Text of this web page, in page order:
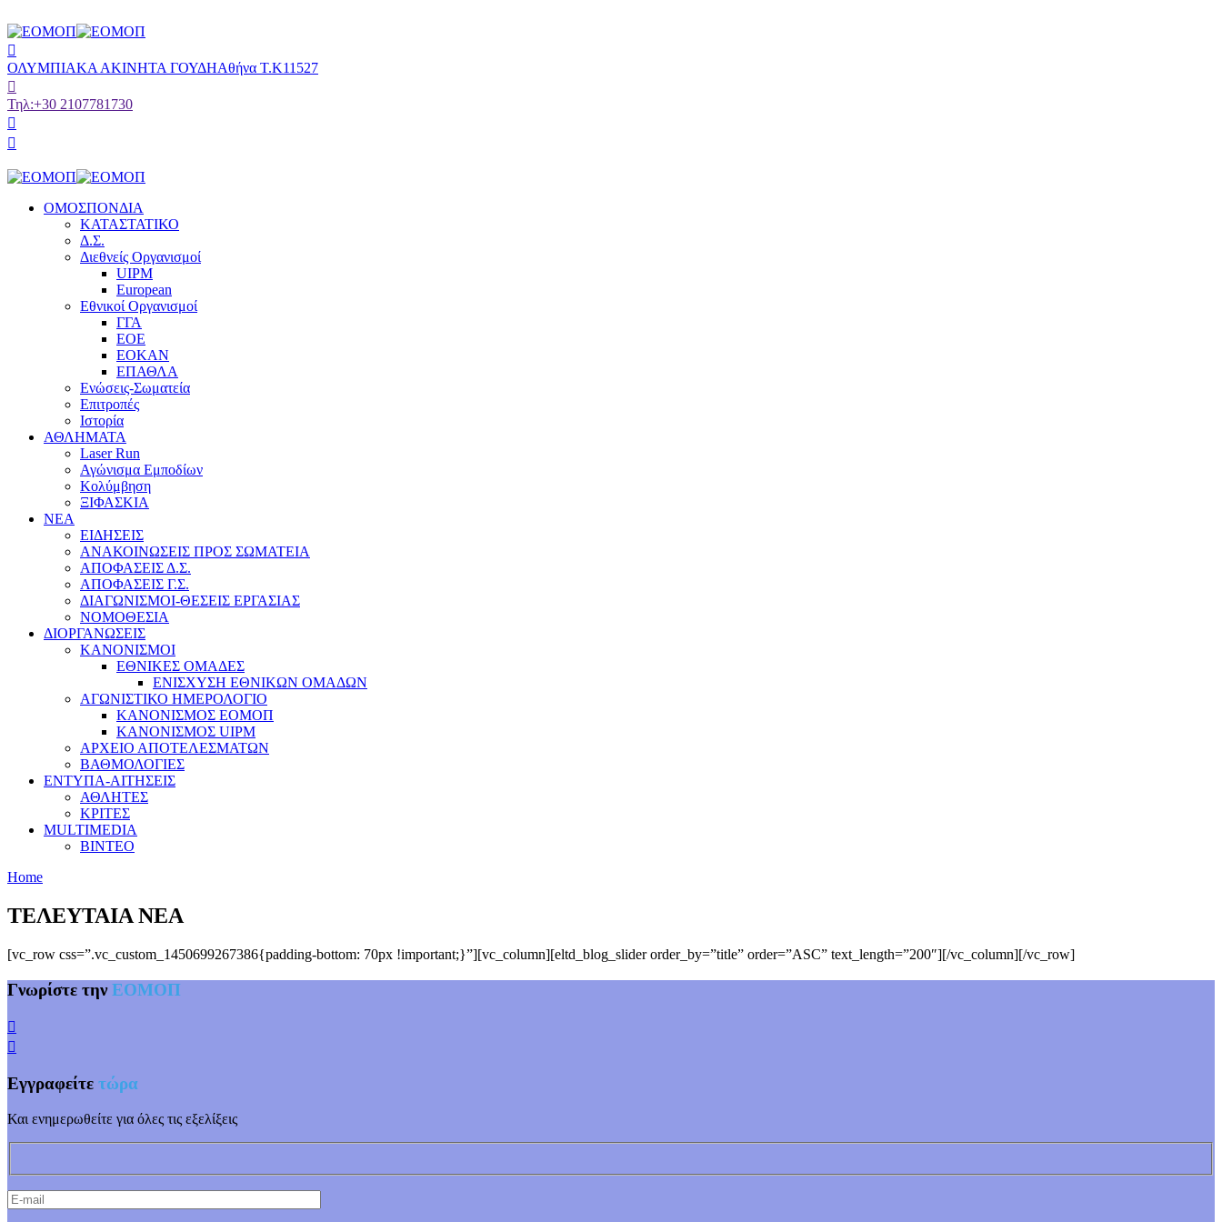
ΟΛΥΜΠΙΑΚΑ ΑΚΙΝΗΤΑ ΓΟΥΔΗΑθήνα Τ.Κ11527
Τηλ:+30 2107781730
ΟΜΟΣΠΟΝΔΙΑ
ΚΑΤΑΣΤΑΤΙΚΟ
Δ.Σ.
Διεθνείς Οργανισμοί
UIPM
European
Εθνικοί Οργανισμοί
ΓΓΑ
ΕΟΕ
ΕΟΚΑΝ
ΕΠΑΘΛΑ
Ενώσεις-Σωματεία
Επιτροπές
Ιστορία
ΑΘΛΗΜΑΤΑ
Laser Run
Αγώνισμα Εμποδίων
Κολύμβηση
ΞΙΦΑΣΚΙΑ
NEA
ΕΙΔΗΣΕΙΣ
ΑΝΑΚΟΙΝΩΣΕΙΣ ΠΡΟΣ ΣΩΜΑΤΕΙΑ
ΑΠΟΦΑΣΕΙΣ Δ.Σ.
ΑΠΟΦΑΣΕΙΣ Γ.Σ.
ΔΙΑΓΩΝΙΣΜΟΙ-ΘΕΣΕΙΣ ΕΡΓΑΣΙΑΣ
ΝΟΜΟΘΕΣΙΑ
ΔΙΟΡΓΑΝΩΣΕΙΣ
ΚΑΝΟΝΙΣΜΟΙ
ΕΘΝΙΚΕΣ ΟΜΑΔΕΣ
ΕΝΙΣΧΥΣΗ ΕΘΝΙΚΩΝ ΟΜΑΔΩΝ
ΑΓΩΝΙΣΤΙΚΟ ΗΜΕΡΟΛΟΓΙΟ
ΚΑΝΟΝΙΣΜΟΣ ΕΟΜΟΠ
ΚΑΝΟΝΙΣΜΟΣ UIPM
ΑΡΧΕΙΟ ΑΠΟΤΕΛΕΣΜΑΤΩΝ
ΒΑΘΜΟΛΟΓΙΕΣ
ΕΝΤΥΠΑ-ΑΙΤΗΣΕΙΣ
ΑΘΛΗΤΕΣ
ΚΡΙΤΕΣ
MULTIMEDIA
ΒΙΝΤΕΟ
Home
ΤΕΛΕΥΤΑΙΑ ΝΕΑ
[vc_row css=”.vc_custom_1450699267386{padding-bottom: 70px !important;}”][vc_column][eltd_blog_slider order_by=”title” order=”ASC” text_length=”200″][/vc_column][/vc_row]
Γνωρίστε τηνΕΟΜΟΠ
Εγγραφείτε τώρα
Και ενημερωθείτε για όλες τις εξελίξεις